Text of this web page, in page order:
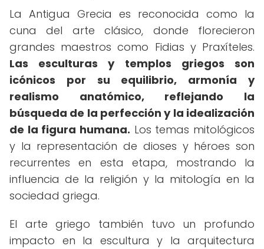
La Antigua Grecia es reconocida como la
cuna del arte clásico, donde florecieron
grandes maestros como Fidias y Praxíteles.
Las esculturas y templos griegos son
icónicos por su equilibrio, armonía y
realismo anatómico, reflejando la
búsqueda de la perfección y la idealización
de la figura humana. Los temas mitológicos
y la representación de dioses y héroes son
recurrentes en esta etapa, mostrando la
influencia de la religión y la mitología en la
sociedad griega.
El arte griego también tuvo un profundo
impacto en la escultura y la arquitectura